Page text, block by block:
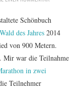
Schönbuch
Wald des Jahres 2014
von 900 Metern.
Mir war die Teilnahme
in zwei
Teilnehmer